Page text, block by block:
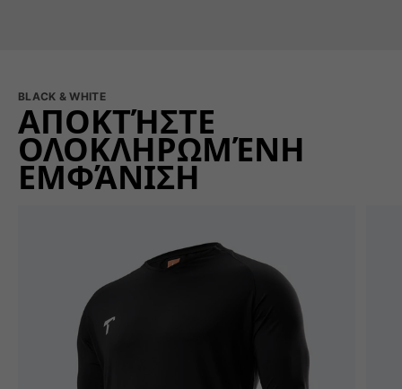
BLACK & WHITE
ΑΠΟΚΤΉΣΤΕ
ΟΛΟΚΛΗΡΩΜΈΝΗ
ΕΜΦΆΝΙΣΗ